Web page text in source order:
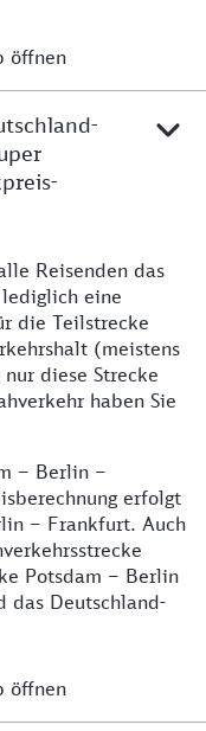
öffnen
Reisenden das
eine
die Teilstrecke
(meistens
nur diese Strecke
haben Sie
– Berlin –
erfolgt
– Frankfurt. Auch
Potsdam – Berlin
das Deutschland-
öffnen